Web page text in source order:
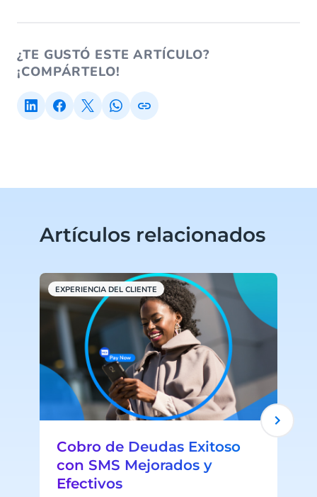
¿TE GUSTÓ ESTE ARTÍCULO?
¡COMPÁRTELO!
Artículos relacionados
EXPERIENCIA DEL CLIENTE
Cobro de Deudas Exitoso
con SMS Mejorados y
Efectivos